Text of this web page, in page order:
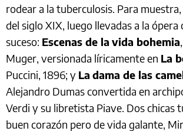
rodear a la tuberculosis. Para
del siglo XIX, luego llevadas a la ópera
suceso: Escenas de la vida bohemia
Muger, versionada líricamente en La
Puccini, 1896; y La dama de las
Alejandro Dumas convertida en
Verdi y su libretista Piave. Dos chicas
buen corazón pero de vida galante,